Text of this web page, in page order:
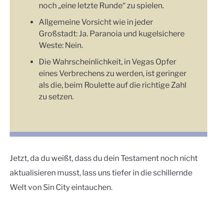
noch „eine letzte Runde“ zu spielen.
Allgemeine Vorsicht wie in jeder
Großstadt: Ja. Paranoia und kugelsichere
Weste: Nein.
Die Wahrscheinlichkeit, in Vegas Opfer
eines Verbrechens zu werden, ist geringer
als die, beim Roulette auf die richtige Zahl
zu setzen.
Jetzt, da du weißt, dass du dein Testament noch nicht
aktualisieren musst, lass uns tiefer in die schillernde
Welt von Sin City eintauchen.